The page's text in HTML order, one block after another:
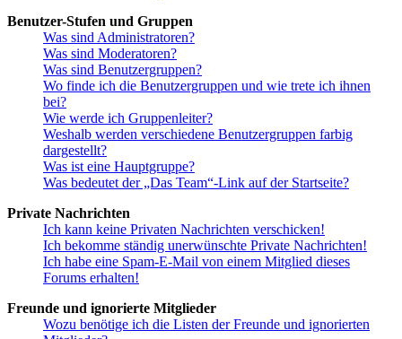
Benutzer-Stufen und Gruppen
Was sind Administratoren?
Was sind Moderatoren?
Was sind Benutzergruppen?
Wo finde ich die Benutzergruppen und wie trete ich ihnen
bei?
Wie werde ich Gruppenleiter?
Weshalb werden verschiedene Benutzergruppen farbig
dargestellt?
Was ist eine Hauptgruppe?
Was bedeutet der „Das Team“-Link auf der Startseite?
Private Nachrichten
Ich kann keine Privaten Nachrichten verschicken!
Ich bekomme ständig unerwünschte Private Nachrichten!
Ich habe eine Spam-E-Mail von einem Mitglied dieses
Forums erhalten!
Freunde und ignorierte Mitglieder
Wozu benötige ich die Listen der Freunde und ignorierten